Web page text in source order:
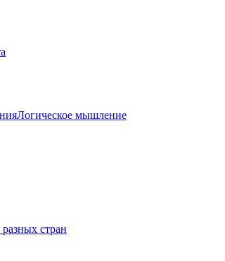
Логическое мышление
стран